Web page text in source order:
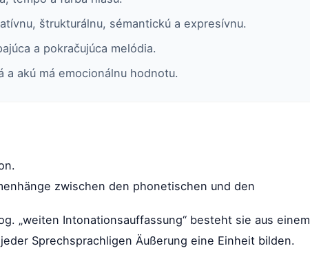
štrukturálnu, sémantickú a expresívnu.
a pokračujúca melódia.
akú má emocionálnu hodnotu.
zwischen den phonetischen und den
„weiten Intonationsauffassung“ besteht sie aus einem
Sprechsprachligen Äußerung eine Einheit bilden.